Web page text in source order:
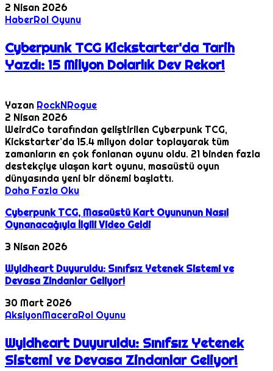
2 Nisan 2026
HaberRol Oyunu
Cyberpunk TCG Kickstarter'da Tarih
Yazdı: 15 Milyon Dolarlık Dev Rekor!
Yazan RockNRogue
2 Nisan 2026
WeirdCo tarafından geliştirilen Cyberpunk TCG,
Kickstarter’da 15.4 milyon dolar toplayarak tüm
zamanların en çok fonlanan oyunu oldu. 21 binden fazla
destekçiye ulaşan kart oyunu, masaüstü oyun
dünyasında yeni bir dönemi başlattı.
Daha Fazla Oku
Cyberpunk TCG, Masaüstü Kart Oyununun Nasıl
Oynanacağıyla İlgili Video Geldi
3 Nisan 2026
Wyldheart Duyuruldu: Sınıfsız Yetenek Sistemi ve
Devasa Zindanlar Geliyor!
30 Mart 2026
AksiyonMaceraRol Oyunu
Wyldheart Duyuruldu: Sınıfsız Yetenek
Sistemi ve Devasa Zindanlar Geliyor!